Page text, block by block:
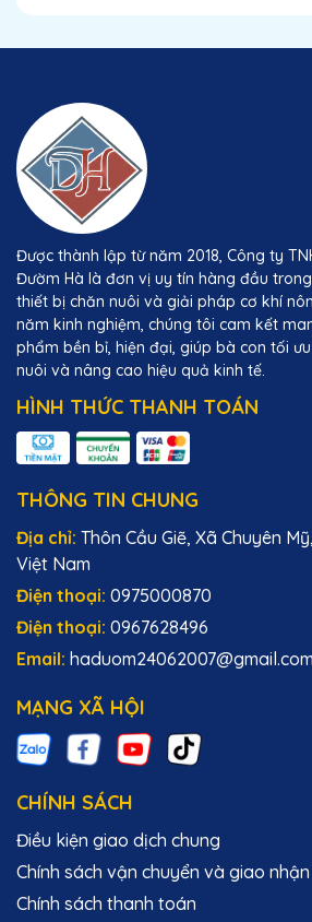
Được thành lập từ năm 2018, Công ty
Đườm Hà là đơn vị uy tín hàng đầu
thiết bị chăn nuôi và giải pháp cơ khí
năm kinh nghiệm, chúng tôi cam kết
phẩm bền bỉ, hiện đại, giúp bà con tối
nuôi và nâng cao hiệu quả kinh tế.
HÌNH THỨC THANH TOÁN
THÔNG TIN CHUNG
Địa chỉ: Thôn Cầu Giẽ, Xã Chuyên
Việt Nam
Điện thoại: 0975000870
Điện thoại: 0967628496
Email: haduom24062007@gmail.com
MẠNG XÃ HỘI
CHÍNH SÁCH
Điều kiện giao dịch chung
Chính sách vận chuyển và giao nhận
Chính sách thanh toán